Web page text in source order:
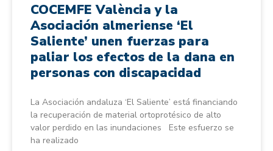
COCEMFE València y la
Asociación almeriense ‘El
Saliente’ unen fuerzas para
paliar los efectos de la dana en
personas con discapacidad
La Asociación andaluza ‘El Saliente’ está financiando
la recuperación de material ortoprotésico de alto
valor perdido en las inundaciones Este esfuerzo se
ha realizado